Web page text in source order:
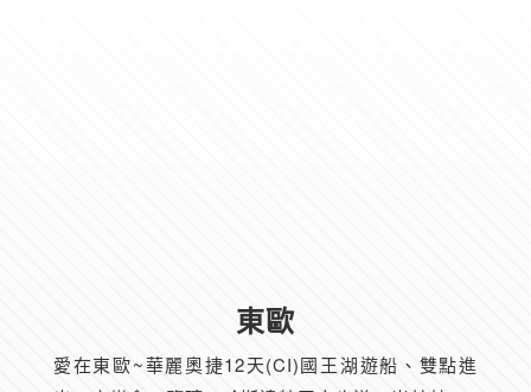
東歐
愛在東歐~華麗奧捷12天(CI)國王湖遊船、雙點進